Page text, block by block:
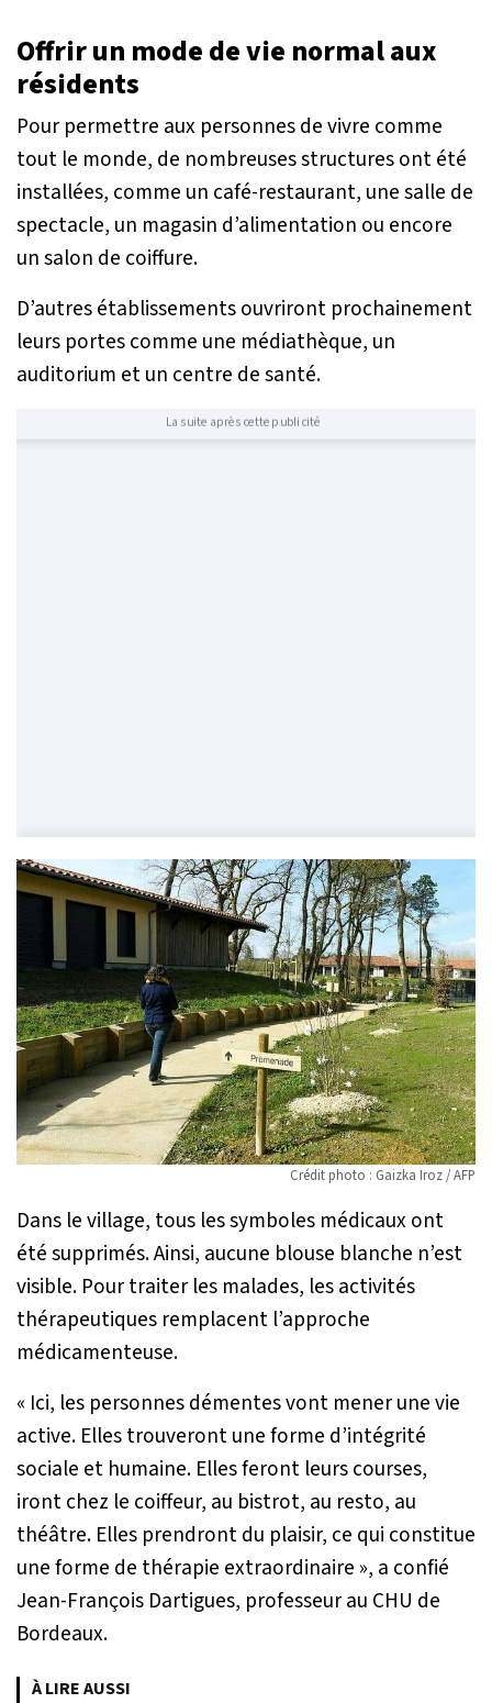
Offrir un mode de vie normal aux
résidents
Pour permettre aux personnes de vivre comme
tout le monde, de nombreuses structures ont été
installées, comme un café-restaurant, une salle de
spectacle, un magasin d’alimentation ou encore
un salon de coiffure.
D’autres établissements ouvriront prochainement
leurs portes comme une médiathèque, un
auditorium et un centre de santé.
La suite après cette publicité
Crédit photo : Gaizka Iroz / AFP
Dans le village, tous les symboles médicaux ont
été supprimés. Ainsi, aucune blouse blanche n’est
visible. Pour traiter les malades, les activités
thérapeutiques remplacent l’approche
médicamenteuse.
« Ici, les personnes démentes vont mener une vie
active. Elles trouveront une forme d’intégrité
sociale et humaine. Elles feront leurs courses,
iront chez le coiffeur, au bistrot, au resto, au
théâtre. Elles prendront du plaisir, ce qui constitue
une forme de thérapie extraordinaire », a confié
Jean-François Dartigues, professeur au CHU de
Bordeaux.
À LIRE AUSSI